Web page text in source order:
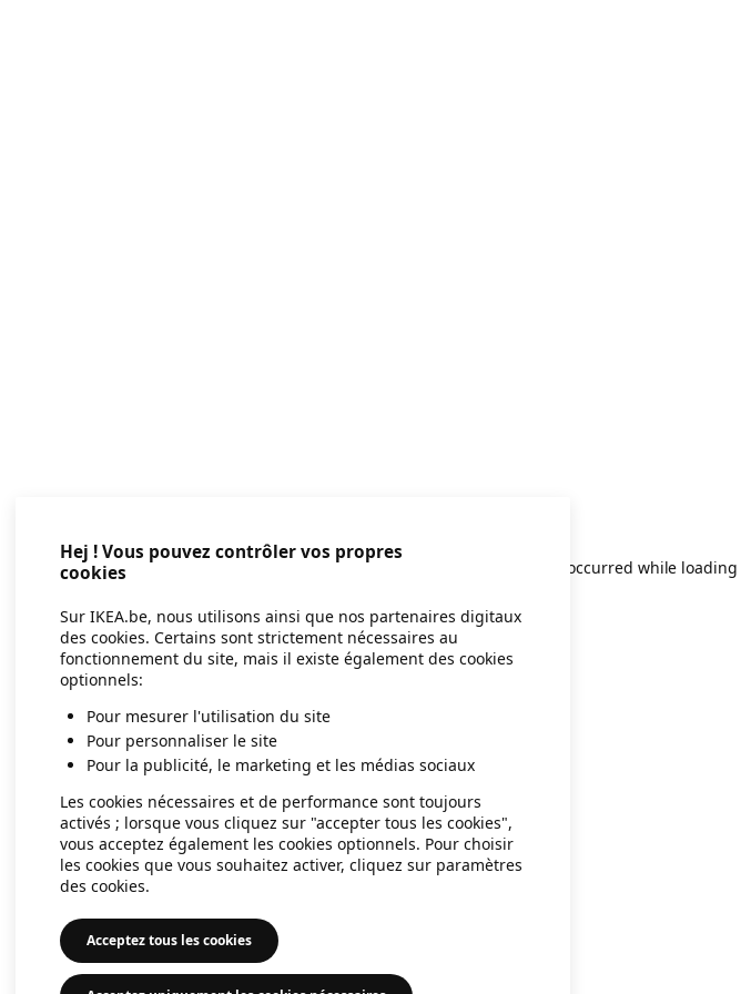
Application error: a client-side exception has occurred while loading
Hej ! Vous pouvez contrôler vos propres
cookies
Sur IKEA.be, nous utilisons ainsi que nos partenaires digitaux
des cookies. Certains sont strictement nécessaires au
fonctionnement du site, mais il existe également des cookies
optionnels:
Pour mesurer l'utilisation du site
Pour personnaliser le site
Pour la publicité, le marketing et les médias sociaux
Les cookies nécessaires et de performance sont toujours
activés ; lorsque vous cliquez sur "accepter tous les cookies",
vous acceptez également les cookies optionnels. Pour choisir
les cookies que vous souhaitez activer, cliquez sur paramètres
des cookies.
Acceptez tous les cookies